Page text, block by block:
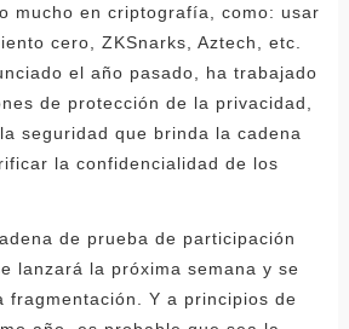
mucho en criptografía, como: usar
cero, ZKSnarks, Aztech, etc.
el año pasado, ha trabajado
de protección de la privacidad,
seguridad que brinda la cadena
la confidencialidad de los
de prueba de participación
lanzará la próxima semana y se
fragmentación. Y a principios de